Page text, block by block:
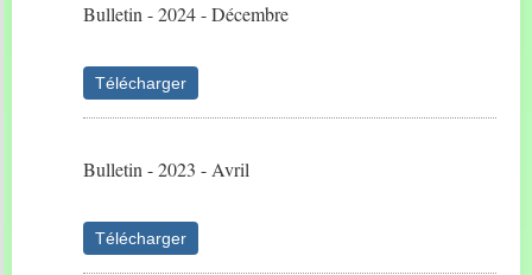
Bulletin - 2024 - Décembre
Télécharger
Bulletin - 2023 - Avril
Télécharger